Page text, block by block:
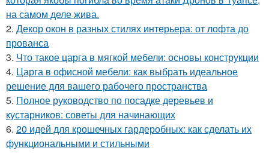
на самом деле жива.
2. Декор окон в разных стилях интерьера: от лофта до
прованса
3. Что такое царга в мягкой мебели: основы конструкции
4. Царга в офисной мебели: как выбрать идеальное
решение для вашего рабочего пространства
5. Полное руководство по посадке деревьев и
кустарников: советы для начинающих
6. 20 идей для крошечных гардеробных: как сделать их
функциональными и стильными